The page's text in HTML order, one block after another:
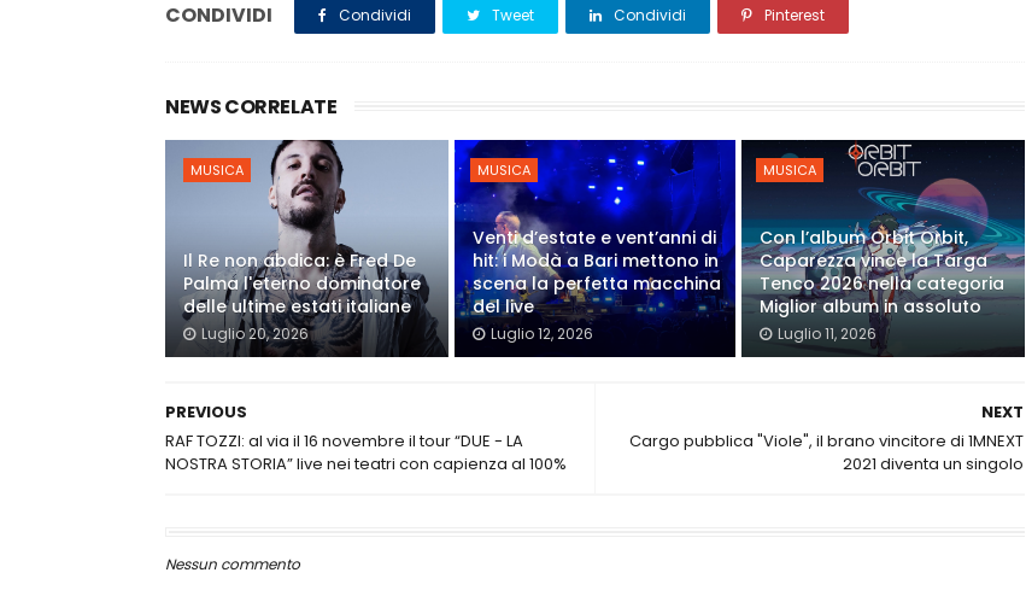
CONDIVIDI Condividi Tweet Condividi Pinterest
NEWS CORRELATE
MUSICA
Il Re non abdica: è Fred De
Palma l'eterno dominatore
delle ultime estati italiane
Luglio 20, 2026
MUSICA
Venti d’estate e vent’anni di
hit: i Modà a Bari mettono in
scena la perfetta macchina
del live
Luglio 12, 2026
MUSICA
Con l’album Orbit Orbit,
Caparezza vince la Targa
Tenco 2026 nella categoria
Miglior album in assoluto
Luglio 11, 2026
NEXT
Cargo pubblica "Viole", il brano vincitore di 1MNEXT
2021 diventa un singolo
PREVIOUS
RAF TOZZI: al via il 16 novembre il tour “DUE - LA
NOSTRA STORIA” live nei teatri con capienza al 100%
Nessun commento